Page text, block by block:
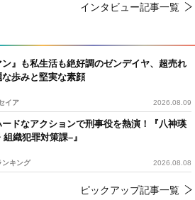
ン』も私生活も絶好調のゼンデイヤ、超売れ
歩みと堅実な素顔
イア 2026.08.09
ドなアクションで刑事役を熱演！『八神瑛
織犯罪対策課–』
キング 2026.08.08
ピックアップ記事一覧
インタビュー記事一覧